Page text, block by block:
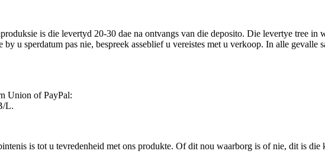
is die levertyd 20-30 dae na ontvangs van die deposito. Die levertye tree
u sperdatum pas nie, bespreek asseblief u vereistes met u verkoop. In alle gevalle
Union of PayPal:
L.
is tot u tevredenheid met ons produkte. Of dit nou waarborg is of nie, dit is